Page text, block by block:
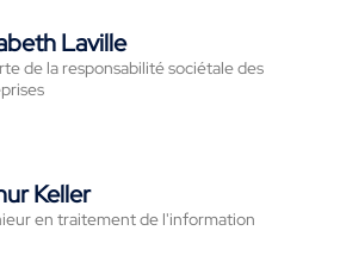
Laville
de la responsabilité sociétale des
Keller
en traitement de l'information